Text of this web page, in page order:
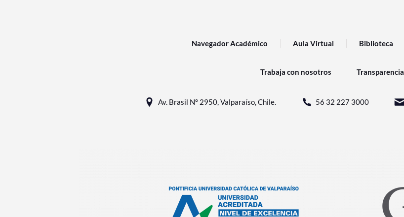
Navegador Académico Aula Virtual Biblioteca
Trabaja con nosotros Transparencia
Av. Brasil N° 2950, Valparaíso, Chile. 56 32 227 3000